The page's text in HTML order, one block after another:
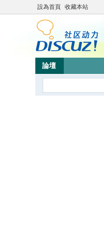
設為首頁 收藏本站
論壇